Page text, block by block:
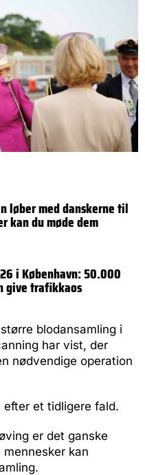
løber med danskerne til
kan du møde dem
i København: 50.000
give trafikkaos
blodansamling i
har vist, der
nødvendige operation
efter et tidligere fald.
er det ganske
kan